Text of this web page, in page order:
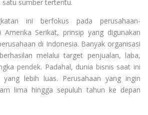
sumber tertentu.
ini berfokus pada perusahaan-
Amerika Serikat, prinsip yang digunakan
di Indonesia. Banyak organisasi
melalui target penjualan, laba,
pendek. Padahal, dunia bisnis saat ini
lebih luas. Perusahaan yang ingin
lima hingga sepuluh tahun ke depan